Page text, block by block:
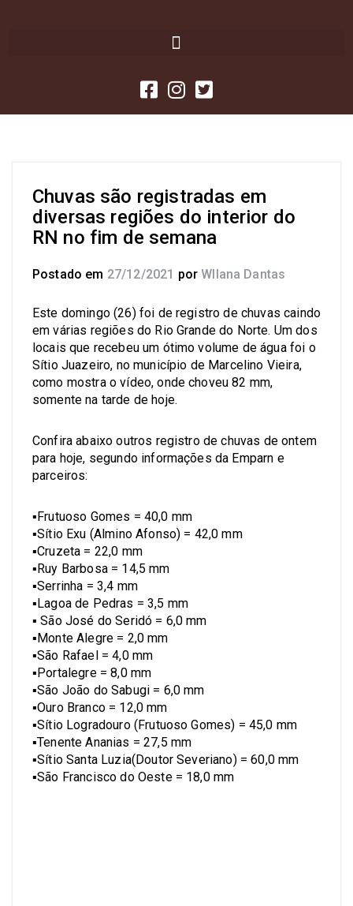
Chuvas são registradas em
diversas regiões do interior do
RN no fim de semana
Postado em 27/12/2021 por Wllana Dantas
Este domingo (26) foi de registro de chuvas caindo
em várias regiões do Rio Grande do Norte. Um dos
locais que recebeu um ótimo volume de água foi o
Sítio Juazeiro, no município de Marcelino Vieira,
como mostra o vídeo, onde choveu 82 mm,
somente na tarde de hoje.
Confira abaixo outros registro de chuvas de ontem
para hoje, segundo informações da Emparn e
parceiros:
▪︎Frutuoso Gomes = 40,0 mm
▪︎Sítio Exu (Almino Afonso) = 42,0 mm
▪︎Cruzeta = 22,0 mm
▪︎Ruy Barbosa = 14,5 mm
▪︎Serrinha = 3,4 mm
▪︎Lagoa de Pedras = 3,5 mm
▪︎ São José do Seridó = 6,0 mm
▪︎Monte Alegre = 2,0 mm
▪︎São Rafael = 4,0 mm
▪︎Portalegre = 8,0 mm
▪︎São João do Sabugi = 6,0 mm
▪︎Ouro Branco = 12,0 mm
▪︎Sítio Logradouro (Frutuoso Gomes) = 45,0 mm
▪︎Tenente Ananias = 27,5 mm
▪︎Sítio Santa Luzia(Doutor Severiano) = 60,0 mm
▪︎São Francisco do Oeste = 18,0 mm